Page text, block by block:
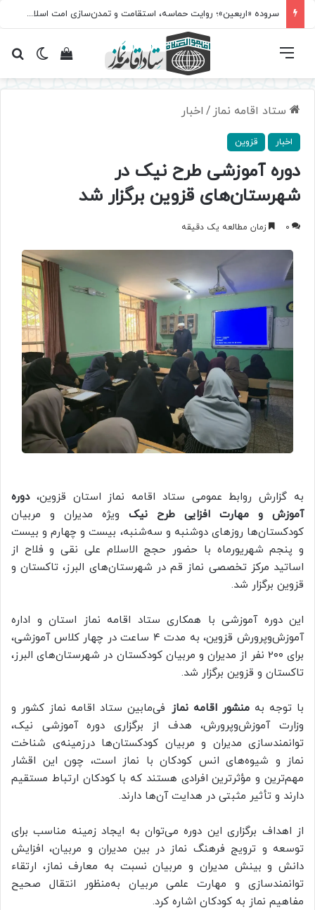
سروده‌ «اربعین»؛ روایت حماسه، استقامت و تمدن‌سازی امت اسلامی
تغییرمشاهده فهرست
ستاد اقامه نماز / اخبار
اخبار قزوین
دوره آموزشی طرح نیک در
شهرستان‌های قزوین برگزار شد
0 زمان مطالعه یک دقیقه
به گزارش روابط عمومی ستاد اقامه نماز استان قزوین،دوره
آموزش و مهارت افزایی طرح نیک ویژه مدیران و مربیان
کودکستان‌ها روزهای دوشنبه و سه‌شنبه، بیست و چهارم و بیست
و پنجم شهریورماه با حضور حجج الاسلام علی نقی و فلاح از
اساتید مرکز تخصصی نماز قم در شهرستان‌های البرز، تاکستان و
قزوین برگزار شد.
این دوره آموزشی با همکاری ستاد اقامه نماز استان و اداره
آموزش‌وپرورش قزوین، به مدت ۴ ساعت در چهار کلاس آموزشی،
برای 2۰۰ نفر از مدیران و مربیان کودکستان در شهرستان‌های البرز،
تاکستان و قزوین برگزار شد.
با توجه بهمنشور اقامه نماز
فی‌مابین ستاد اقامه نماز کشور و
وزارت آموزش‌وپرورش، هدف از برگزاری دوره آموزشی نیک،
توانمندسازی مدیران و مربیان کودکستان‌ها درزمینه‌ی شناخت
نماز و شیوه‌های انس کودکان با نماز است، چون این اقشار
مهم‌ترین و مؤثرترین افرادی هستند که با کودکان ارتباط مستقیم
دارند و تأثیر مثبتی در هدایت آن‌ها دارند.
از اهداف برگزاری این دوره می‌توان به ایجاد زمینه مناسب برای
توسعه و ترویج فرهنگ نماز در بین مدیران و مربیان، افزایش
دانش و بینش مدیران و مربیان نسبت به معارف نماز، ارتقاء
توانمندسازی و مهارت علمی مربیان به‌منظور انتقال صحیح
مفاهیم نماز به کودکان اشاره کرد.